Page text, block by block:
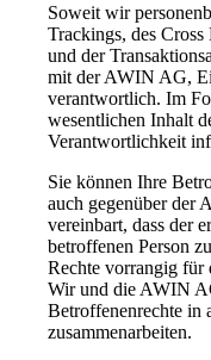
Soweit wir
Trackings, des
und der
mit der AWIN AG,
verantwortlich. Im
wesentlichen Inhalt
Verantwortlichkeit
Sie können Ihre
auch gegenüber der
vereinbart, dass der
betroffenen Person
Rechte vorrangig für
Wir und die AWIN
Betroffenenrechte in
zusammenarbeiten.